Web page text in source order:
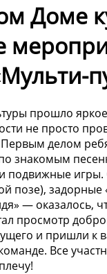
Доме
прошло
не просто
делом
знакомым
подвижные
позе),
— оказалось,
просмотр
и пришли к
Все